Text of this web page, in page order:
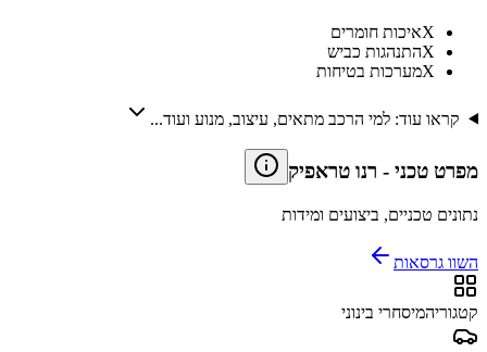
Xאיכות חומרים
Xהתנהגות כביש
Xמערכות בטיחות
קראו עוד: למי הרכב מתאים, עיצוב, מנוע ועוד...
מפרט טכני - רנו טראפיק
נתונים טכניים, ביצועים ומידות
השוו גרסאות
קטגוריהמיסחרי בינוני